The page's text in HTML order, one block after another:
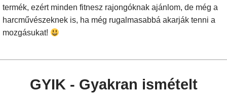
termék, ezért minden fitnesz rajongóknak ajánlom, de még a
harcművészeknek is, ha még rugalmasabbá akarják tenni a
mozgásukat!
GYIK - Gyakran ismételt